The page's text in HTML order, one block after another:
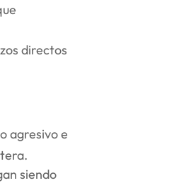
directos
agresivo e
siendo